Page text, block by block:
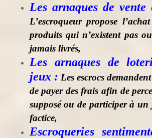
Les arnaques de
L’escroqueur propose
produits qui n’existent pas
jamais livrés,
Les arnaques de
jeux : Les escrocs
de payer des frais afin de
supposé ou de participer à un
factice,
Escroqueries